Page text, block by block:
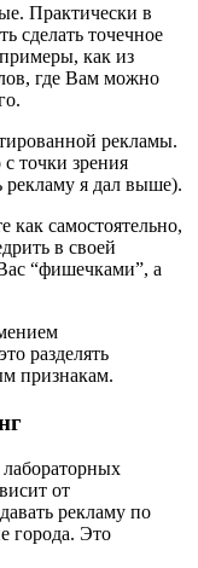
Практически в
сделать точечное
как из
где Вам можно
рекламы.
точки зрения
рекламу я дал выше).
самостоятельно,
в своей
“фишечками”, а
разделять
признакам.
от
рекламу по
города. Это